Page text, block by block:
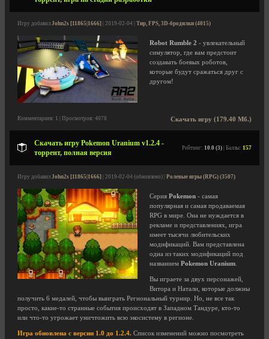
Игру добавил John2s [11865|1666] | 2019-02-04 | Тир, FPS, 3D-бродилки (4015)
Robot Rumble 2 - увлекательный
симулятор, где вам предстоит
создавать боевых роботов,
которые будут сражаться друг с
другом!
Скачать игру (179.40 Мб.)
Комментариев: 1 | Просмотров: 4078
Скачать игру Pokemon Uranium v1.2.4 -
торрент, полная версия
Рейтинг: 10.0 (3) | Баллы: 157
Игру добавил John2s [11865|1666] | 2019-02-04 (обновлено) | Ролевые игры (RPG) (3507)
Серия Pokemon - самая
популярная и самая продаваемая
RPG в мире. Она не нуждается в
рекламе и представлениях, игра
имеет тысячи любительских
модификаций. Вам представлена
одна из таких модификаций под
названием Pokemon Uranium
Вы играете за двух персонажей,
Витора и Натали, которые должны
получить 6 медалей, чтобы выиграть Региональный турнир. Но, не все так
просто, какие-то странные события происходят в Западном Тандуре, кто-то
или что-то угрожает уничтожить всю экосистему в регионе.
Игра обновлена с версии 1.0 до 1.2.4. Список изменений можно посмотреть